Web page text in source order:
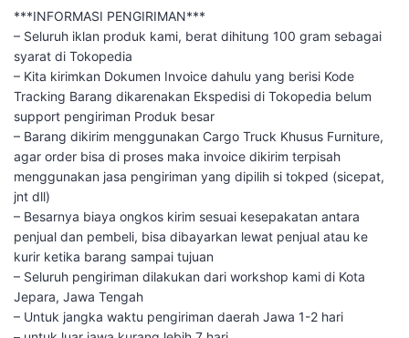
***INFORMASI PENGIRIMAN***
– Seluruh iklan produk kami, berat dihitung 100 gram sebagai
syarat di Tokopedia
– Kita kirimkan Dokumen Invoice dahulu yang berisi Kode
Tracking Barang dikarenakan Ekspedisi di Tokopedia belum
support pengiriman Produk besar
– Barang dikirim menggunakan Cargo Truck Khusus Furniture,
agar order bisa di proses maka invoice dikirim terpisah
menggunakan jasa pengiriman yang dipilih si tokped (sicepat,
jnt dll)
– Besarnya biaya ongkos kirim sesuai kesepakatan antara
penjual dan pembeli, bisa dibayarkan lewat penjual atau ke
kurir ketika barang sampai tujuan
– Seluruh pengiriman dilakukan dari workshop kami di Kota
Jepara, Jawa Tengah
– Untuk jangka waktu pengiriman daerah Jawa 1-2 hari